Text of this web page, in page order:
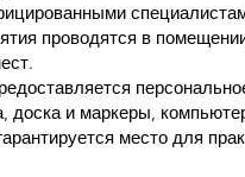
проводятся в
доска и маркеры,
место для